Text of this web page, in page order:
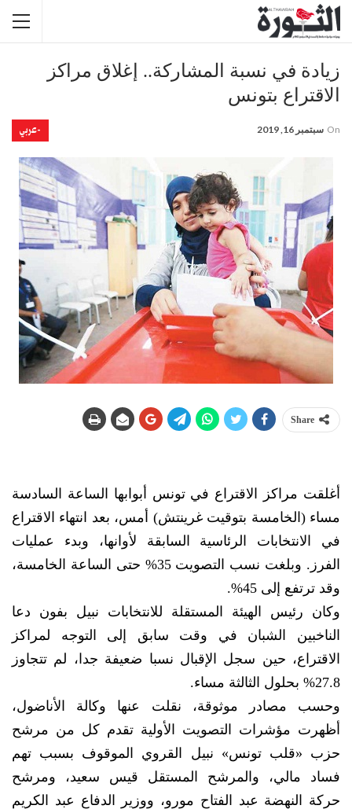
زيادة في نسبة المشاركة.. إغلاق مراكز
الاقتراع بتونس
-عربي On سبتمبر 16, 2019
Share
أغلقت مراكز الاقتراع في تونس أبوابها الساعة السادسة
مساء (الخامسة بتوقيت غرينتش) أمس، بعد انتهاء الاقتراع
في الانتخابات الرئاسية السابقة لأوانها، وبدء عمليات
الفرز. وبلغت نسب التصويت 35% حتى الساعة الخامسة،
وقد ترتفع إلى 45%.
وكان رئيس الهيئة المستقلة للانتخابات نبيل بفون دعا
الناخبين الشبان في وقت سابق إلى التوجه لمراكز
الاقتراع، حين سجل الإقبال نسبا ضعيفة جدا، لم تتجاوز
27.8% بحلول الثالثة مساء.
وحسب مصادر موثوقة، نقلت عنها وكالة الأناضول،
أظهرت مؤشرات التصويت الأولية تقدم كل من مرشح
حزب «قلب تونس» نبيل القروي الموقوف بسبب تهم
فساد مالي، والمرشح المستقل قيس سعيد، ومرشح
حركة النهضة عبد الفتاح مورو، ووزير الدفاع عبد الكريم